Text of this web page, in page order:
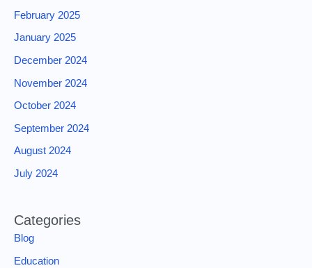
February 2025
January 2025
December 2024
November 2024
October 2024
September 2024
August 2024
July 2024
Categories
Blog
Education